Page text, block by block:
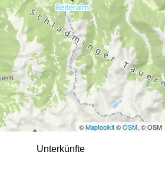
©Maptoolkit©OSM, © OSM
Unterkünfte